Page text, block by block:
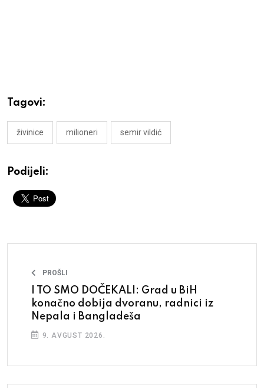
Tagovi:
živinice milioneri semir vildić
Podijeli:
PROŠLI
I TO SMO DOČEKALI: Grad u BiH
konačno dobija dvoranu, radnici iz
Nepala i Bangladeša
9. AVGUST 2026.